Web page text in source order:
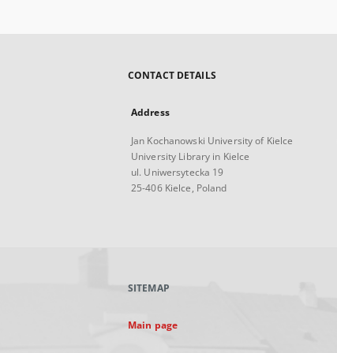
CONTACT DETAILS
Address
Jan Kochanowski University of Kielce
University Library in Kielce
ul. Uniwersytecka 19
25-406 Kielce, Poland
SITEMAP
Main page